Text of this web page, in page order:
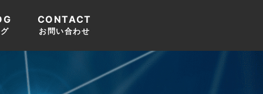
CONTACT
お問い合わせ